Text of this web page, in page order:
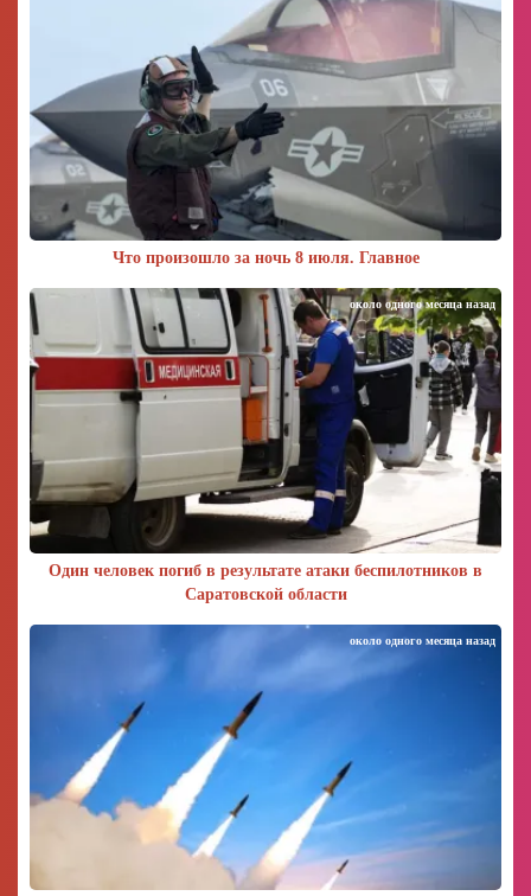
Что произошло за ночь 8 июля. Главное
Один человек погиб в результате атаки беспилотников в
Саратовской области
около одного месяца назад
около одного месяца назад